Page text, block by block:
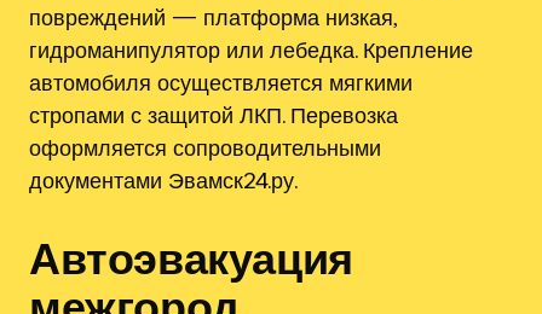
повреждений — платформа низкая‚
гидроманипулятор или лебедка. Крепление
автомобиля осуществляется мягкими
стропами с защитой ЛКП. Перевозка
оформляется сопроводительными
документами Эвамск24.ру.
Автоэвакуация